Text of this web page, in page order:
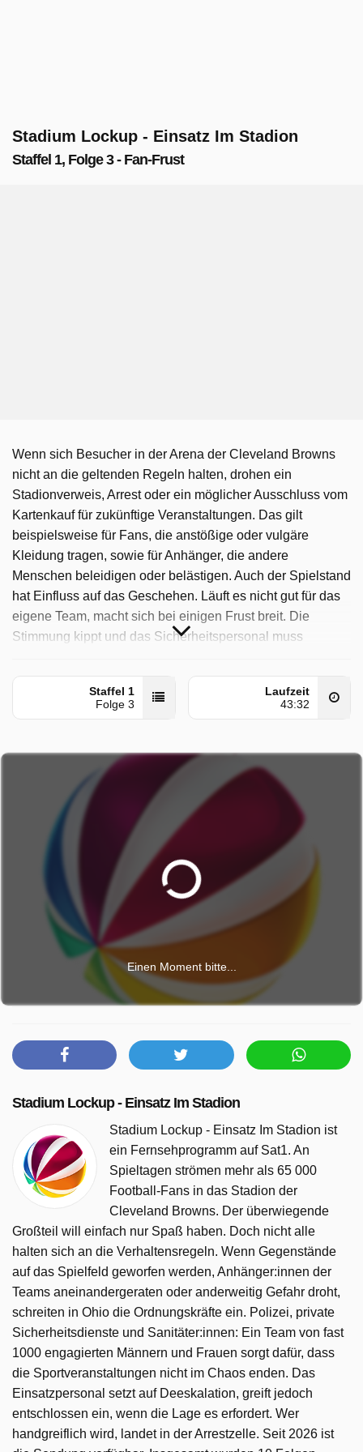
Stadium Lockup - Einsatz Im Stadion
Staffel 1, Folge 3 - Fan-Frust
Wenn sich Besucher in der Arena der Cleveland Browns
nicht an die geltenden Regeln halten, drohen ein
Stadionverweis, Arrest oder ein möglicher Ausschluss vom
Kartenkauf für zukünftige Veranstaltungen. Das gilt
beispielsweise für Fans, die anstößige oder vulgäre
Kleidung tragen, sowie für Anhänger, die andere
Menschen beleidigen oder belästigen. Auch der Spielstand
hat Einfluss auf das Geschehen. Läuft es nicht gut für das
eigene Team, macht sich bei einigen Frust breit. Die
Stimmung kippt und das Sicherheitspersonal muss
Stadium Lockup - Einsatz Im Stadion wurde auf Sat1
ausgestrahlt am Samstag 14 März 2026, 21:15 Uhr.
Staffel 1
Folge 3
Laufzeit
43:32
Einen Moment bitte...
Stadium Lockup - Einsatz Im Stadion
Stadium Lockup - Einsatz Im Stadion ist
ein Fernsehprogramm auf Sat1. An
Spieltagen strömen mehr als 65 000
Football-Fans in das Stadion der
Cleveland Browns. Der überwiegende
Großteil will einfach nur Spaß haben. Doch nicht alle
halten sich an die Verhaltensregeln. Wenn Gegenstände
auf das Spielfeld geworfen werden, Anhänger:innen der
Teams aneinandergeraten oder anderweitig Gefahr droht,
schreiten in Ohio die Ordnungskräfte ein. Polizei, private
Sicherheitsdienste und Sanitäter:innen: Ein Team von fast
1000 engagierten Männern und Frauen sorgt dafür, dass
die Sportveranstaltungen nicht im Chaos enden. Das
Einsatzpersonal setzt auf Deeskalation, greift jedoch
entschlossen ein, wenn die Lage es erfordert. Wer
handgreiflich wird, landet in der Arrestzelle. Seit 2026 ist